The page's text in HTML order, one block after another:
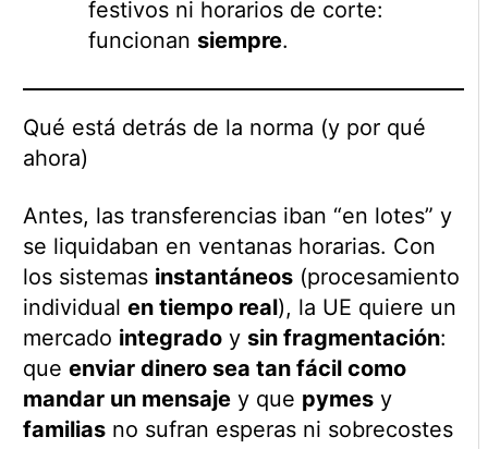
festivos ni horarios de corte:
funcionan siempre.
Qué está detrás de la norma (y por qué
ahora)
Antes, las transferencias iban “en lotes” y
se liquidaban en ventanas horarias. Con
los sistemas instantáneos(procesamiento
individual en tiempo real), la UE quiere un
mercado integradoy sin fragmentación:
que enviar dinero sea tan fácil como
mandar un mensajey que pymesy
familiasno sufran esperas ni sobrecostes